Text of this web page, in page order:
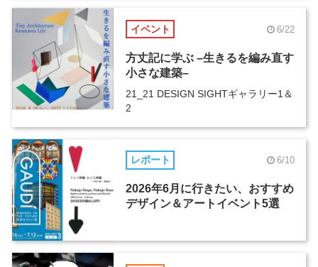
イベント 6/22
方丈記に学ぶ –生きるを編み直す
小さな建築–
21_21 DESIGN SIGHTギャラリー1＆
2
レポート 6/10
2026年6月に行きたい、おすすめ
デザイン＆アートイベント5選